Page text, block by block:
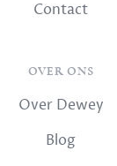
Contact
OVER ONS
Over Dewey
Blog